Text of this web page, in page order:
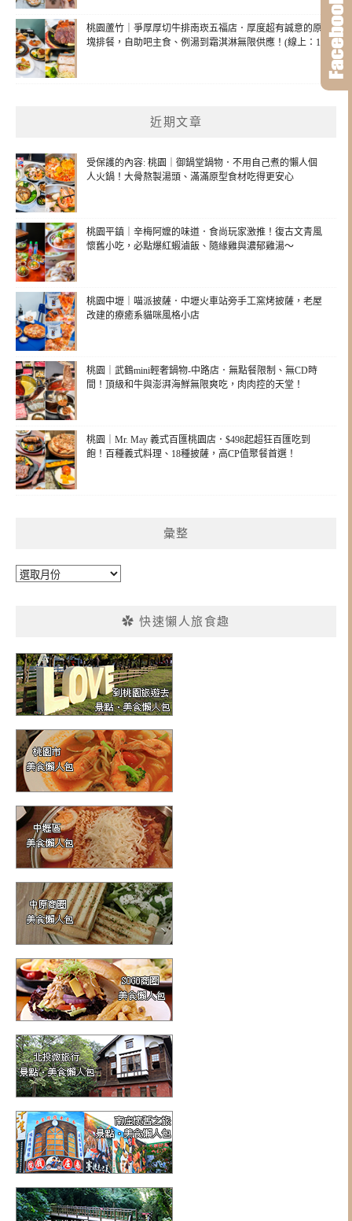
桃園蘆竹｜爭厚厚切牛排南崁五福店．厚度超有誠意的原
塊排餐，自助吧主食、例湯到霜淇淋無限供應！(線上：1)
近期文章
受保護的內容: 桃園｜御鍋堂鍋物．不用自己煮的懶人個
人火鍋！大骨熬製湯頭、滿滿原型食材吃得更安心
桃園平鎮｜辛梅阿嬤的味道．食尚玩家激推！復古文青風
懷舊小吃，必點爆紅蝦滷飯、隨緣雞與濃郁雞湯～
桃園中壢｜喵派披薩．中壢火車站旁手工窯烤披薩，老屋
改建的療癒系貓咪風格小店
桃園｜武鶴mini輕奢鍋物-中路店．無點餐限制、無CD時
間！頂級和牛與澎湃海鮮無限爽吃，肉肉控的天堂！
桃園｜Mr. May 義式百匯桃園店．$498起超狂百匯吃到
飽！百種義式料理、18種披薩，高CP值聚餐首選！
彙整
彙
✿ 快速懶人旅食趣